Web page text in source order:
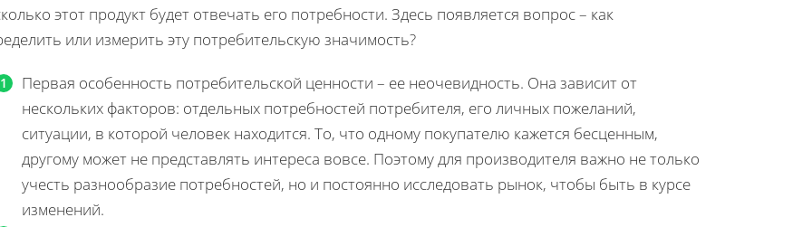
этот продукт будет отвечать его потребности. Здесь появляется вопрос – как
или измерить эту потребительскую значимость?
Первая особенность потребительской ценности – ее неочевидность. Она зависит от
нескольких факторов: отдельных потребностей потребителя, его личных пожеланий,
ситуации, в которой человек находится. То, что одному покупателю кажется бесценным,
другому может не представлять интереса вовсе. Поэтому для производителя важно не только
учесть разнообразие потребностей, но и постоянно исследовать рынок, чтобы быть в курсе
изменений.